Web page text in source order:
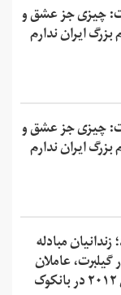
چیزی جز عشق و
بزرگ ایران ندارم
چیزی جز عشق و
بزرگ ایران ندارم
زندانیان مبادله
گیلبرت، عاملان
بمب‌گذاری سال ۲۰۱۲ در بانکوک